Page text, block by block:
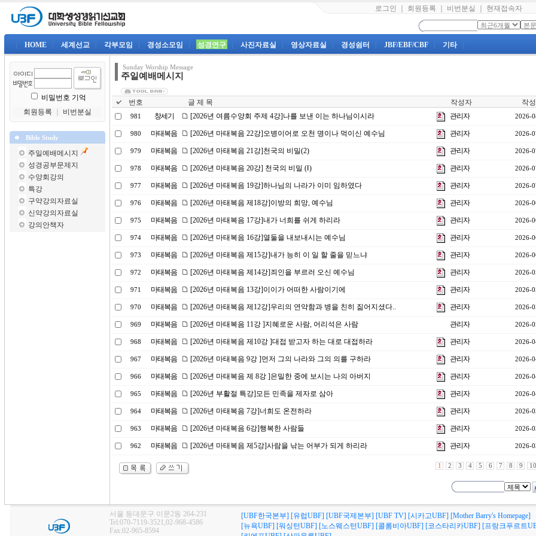
로그인 회원등록 비번분실 현재접속자
HOME 세계선교 각부모임 경성소모임 성경연구 사진자료실 영상자료실 경성쉼터 JBF/EBF/CBF 기타
비밀번호 기억
회원등록
비번분실
Bible Study
주일예배메시지
성경공부문제지
수양회강의
특강
구약강의자료실
신약강의자료실
강의안책자
Sunday Worship Message
주일예배메시지
번호 글 제 목 작성자 작
981 창세기 [2026년 여름수양회 주제 4강]나를 보낸 이는 하나님이시라 관리자 2026-
980 마태복음 [2026년 마태복음 22강]오병이어로 오천 명이나 먹이신 예수님 관리자 2026-
979 마태복음 [2026년 마태복음 21강]천국의 비밀(2) 관리자 2026-
978 마태복음 [2026년 마태복음 20강] 천국의 비밀 (Ⅰ) 관리자 2026-
977 마태복음 [2026년 마태복음 19강]하나님의 나라가 이미 임하였다 관리자 2026-
976 마태복음 [2026년 마태복음 제18강]이방의 희망, 예수님 관리자 2026-
975 마태복음 [2026년 마태복음 17강]내가 너희를 쉬게 하리라 관리자 2026-
974 마태복음 [2026년 마태복음 16강]열둘을 내보내시는 예수님 관리자 2026-
973 마태복음 [2026년 마태복음 제15강]내가 능히 이 일 할 줄을 믿느냐 관리자 2026-
972 마태복음 [2026년 마태복음 제14강]죄인을 부르러 오신 예수님 관리자 2026-
971 마태복음 [2026년 마태복음 13강]이이가 어떠한 사람이기에 관리자 2026-
970 마태복음 [2026년 마태복음 제12강]우리의 연약함과 병을 친히 짊어지셨다.. 관리자 2026-
969 마태복음 [2026년 마태복음 11강 ]지혜로운 사람, 어리석은 사람 관리자 2026-
968 마태복음 [2026년 마태복음 제10강 ]대접 받고자 하는 대로 대접하라 관리자 2026-
967 마태복음 [2026년 마태복음 9강 ]먼저 그의 나라와 그의 의를 구하라 관리자 2026-
966 마태복음 [2026년 마태복음 제 8강 ]은밀한 중에 보시는 나의 아버지 관리자 2026-
965 마태복음 [2026년 부활절 특강]모든 민족을 제자로 삼아 관리자 2026-
964 마태복음 [2026년 마태복음 7강]너희도 온전하라 관리자 2026-
963 마태복음 [2026년 마태복음 6강]행복한 사람들 관리자 2026-
962 마태복음 [2026년 마태복음 제5강]사람을 낚는 어부가 되게 하리라 관리자 2026-
1 2 3 4 5 6 7 8 9 10
서울 동대문구 이문2동 264-231
Tel:070-7119-3521,02-968-4586
Fax:02-965-8594
[UBF한국본부] [유럽UBF] [UBF국제본부] [UBF TV] [시카고UBF] [Mother Barry's Homepage]
[뉴욕UBF] [워싱턴UBF] [노스웨스턴UBF] [콜롬비아UBF] [코스타리카UBF] [프랑크푸르트